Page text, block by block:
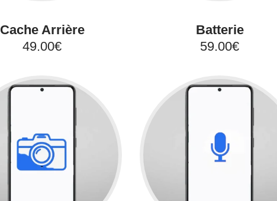
Cache Arrière
49.00€
Batterie
59.00€